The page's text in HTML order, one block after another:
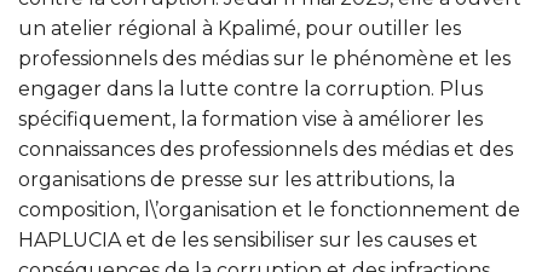
un atelier régional à Kpalimé, pour outiller les
professionnels des médias sur le phénomène et les
engager dans la lutte contre la corruption. Plus
spécifiquement, la formation vise à améliorer les
connaissances des professionnels des médias et des
organisations de presse sur les attributions, la
composition, l\’organisation et le fonctionnement de
HAPLUCIA et de les sensibiliser sur les causes et